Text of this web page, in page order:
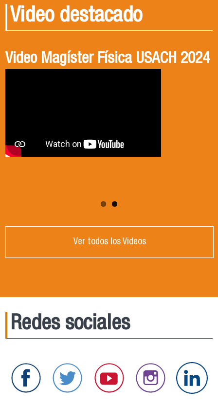
Video destacado
Video Magíster Física USACH 2024
Video Doctorado Física USACH
Ver todos los Videos
Redes sociales